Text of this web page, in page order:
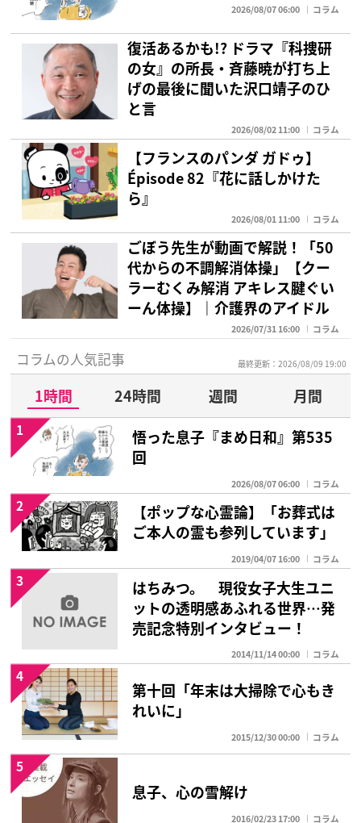
2026/08/07 06:00 コラム
復活あるかも!? ドラマ『科捜研
の女』の所長・斉藤暁が打ち上
げの最後に聞いた沢口靖子のひ
と言
2026/08/02 11:00 コラム
【フランスのパンダ ガドゥ】
Épisode 82『花に話しかけた
ら』
2026/08/01 11:00 コラム
ごぼう先生が動画で解説！「50
代からの不調解消体操」【クー
ラーむくみ解消 アキレス腱ぐい
ーん体操】｜介護界のアイドル
2026/07/31 16:00 コラム
コラムの人気記事 最終更新：2026/08/09 19:00
1時間 24時間 週間
月間
悟った息子『まめ日和』第535
回
2026/08/07 06:00 コラム
1
【ポップな心霊論】「お葬式は
ご本人の霊も参列しています」
2019/04/07 16:00 コラム
2
はちみつ。 現役女子大生ユニ
ットの透明感あふれる世界…発
売記念特別インタビュー！
2014/11/14 00:00 コラム
3
第十回「年末は大掃除で心もき
れいに」
2015/12/30 00:00 コラム
4
息子、心の雪解け
2016/02/23 17:00 コラム
5